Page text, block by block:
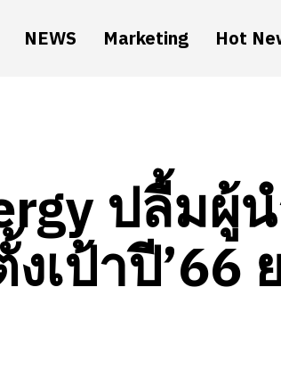
NEWS Marketing Hot
ปลื้มผู้
งเป้าปี’66